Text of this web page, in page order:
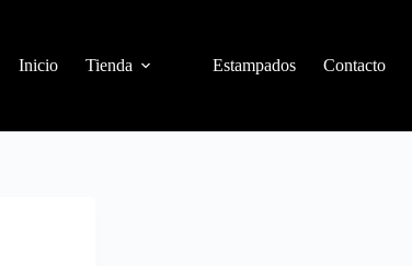
Inicio
Tienda Estampados Contacto